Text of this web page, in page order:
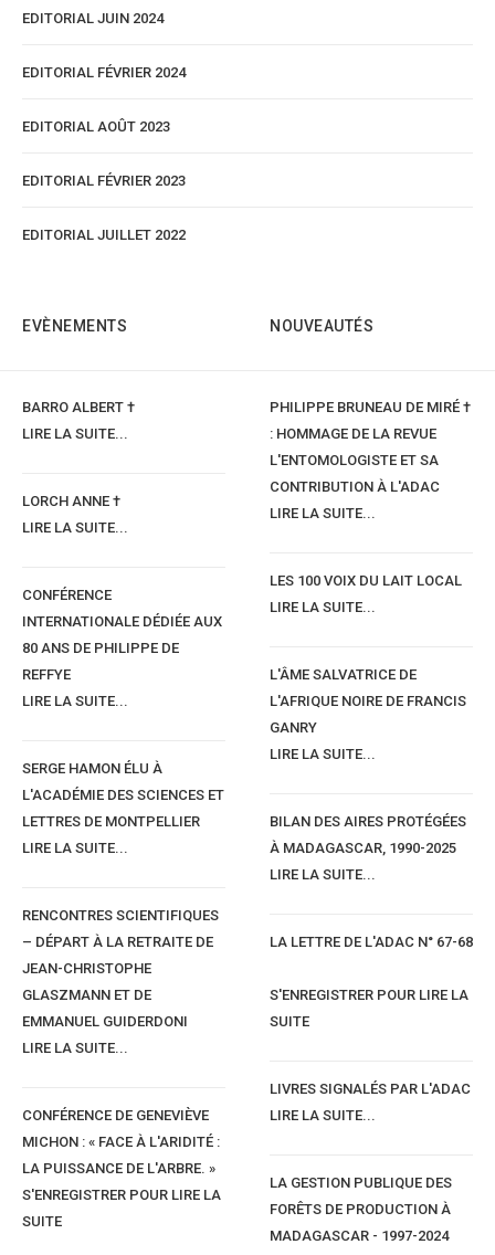
EDITORIAL JUIN 2024
EDITORIAL FÉVRIER 2024
EDITORIAL AOÛT 2023
EDITORIAL FÉVRIER 2023
EDITORIAL JUILLET 2022
EVÈNEMENTS
BARRO ALBERT †
LIRE LA SUITE...
LORCH ANNE †
LIRE LA SUITE...
CONFÉRENCE
INTERNATIONALE DÉDIÉE AUX
80 ANS DE PHILIPPE DE
REFFYE
LIRE LA SUITE...
SERGE HAMON ÉLU À
L'ACADÉMIE DES SCIENCES ET
LETTRES DE MONTPELLIER
LIRE LA SUITE...
RENCONTRES SCIENTIFIQUES
– DÉPART À LA RETRAITE DE
JEAN-CHRISTOPHE
GLASZMANN ET DE
EMMANUEL GUIDERDONI
LIRE LA SUITE...
CONFÉRENCE DE GENEVIÈVE
MICHON : « FACE À L'ARIDITÉ :
LA PUISSANCE DE L'ARBRE. »
S'ENREGISTRER POUR LIRE LA
SUITE
NOUVEAUTÉS
PHILIPPE BRUNEAU DE MIRÉ †
: HOMMAGE DE LA REVUE
L'ENTOMOLOGISTE ET SA
CONTRIBUTION À L'ADAC
LIRE LA SUITE...
LES 100 VOIX DU LAIT LOCAL
LIRE LA SUITE...
L'ÂME SALVATRICE DE
L'AFRIQUE NOIRE DE FRANCIS
GANRY
LIRE LA SUITE...
BILAN DES AIRES PROTÉGÉES
À MADAGASCAR, 1990-2025
LIRE LA SUITE...
LA LETTRE DE L'ADAC N° 67-68
S'ENREGISTRER POUR LIRE LA
SUITE
LIVRES SIGNALÉS PAR L'ADAC
LIRE LA SUITE...
LA GESTION PUBLIQUE DES
FORÊTS DE PRODUCTION À
MADAGASCAR - 1997-2024